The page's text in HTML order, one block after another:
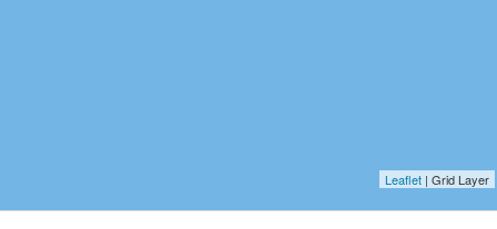
Leaflet | Grid Layer